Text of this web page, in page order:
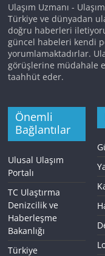
Ulaşım Uzmanı -
Türkiye ve dünyadan
doğru haberleri
güncel habeleri kendi
yorumlamaktadırlar.
görüşlerine müdahale
taahhüt eder.
Önemli
Bağlantılar
Ulusal Ulaşım
Portalı
TC Ulaştırma
Denizcilik ve
Haberleşme
Bakanlığı
Türkiye